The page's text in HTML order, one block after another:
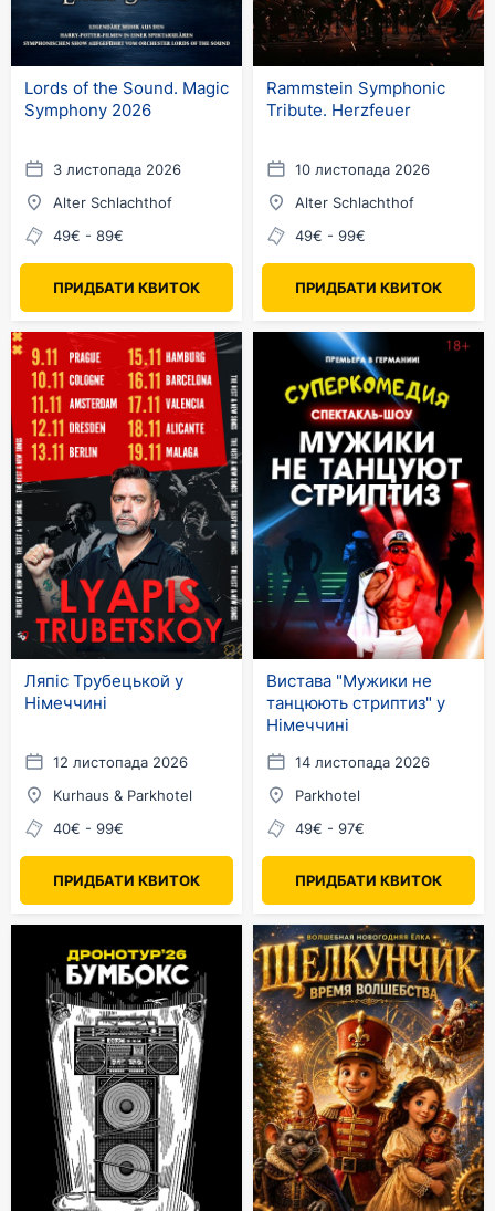
Lords of the Sound. Magic
Symphony 2026
3 листопада 2026
Alter Schlachthof
49€ - 89€
ПРИДБАТИ КВИТОК
Rammstein Symphonic
Tribute. Herzfeuer
10 листопада 2026
Alter Schlachthof
49€ - 99€
ПРИДБАТИ КВИТОК
Ляпіс Трубецькой у
Німеччині
12 листопада 2026
Kurhaus & Parkhotel
40€ - 99€
ПРИДБАТИ КВИТОК
Вистава "Мужики не
танцюють стриптиз" у
Німеччині
14 листопада 2026
Parkhotel
49€ - 97€
ПРИДБАТИ КВИТОК